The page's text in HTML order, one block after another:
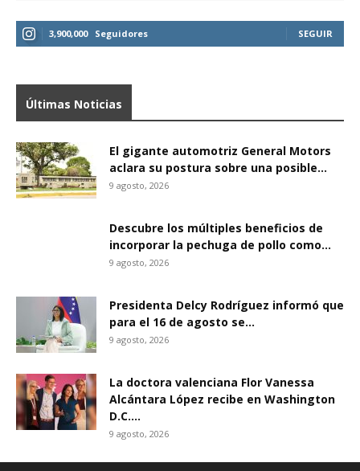
3,900,000 Seguidores SEGUIR
Últimas Noticias
El gigante automotriz General Motors
aclara su postura sobre una posible...
9 agosto, 2026
Descubre los múltiples beneficios de
incorporar la pechuga de pollo como...
9 agosto, 2026
Presidenta Delcy Rodríguez informó que
para el 16 de agosto se...
9 agosto, 2026
La doctora valenciana Flor Vanessa
Alcántara López recibe en Washington
D.C....
9 agosto, 2026